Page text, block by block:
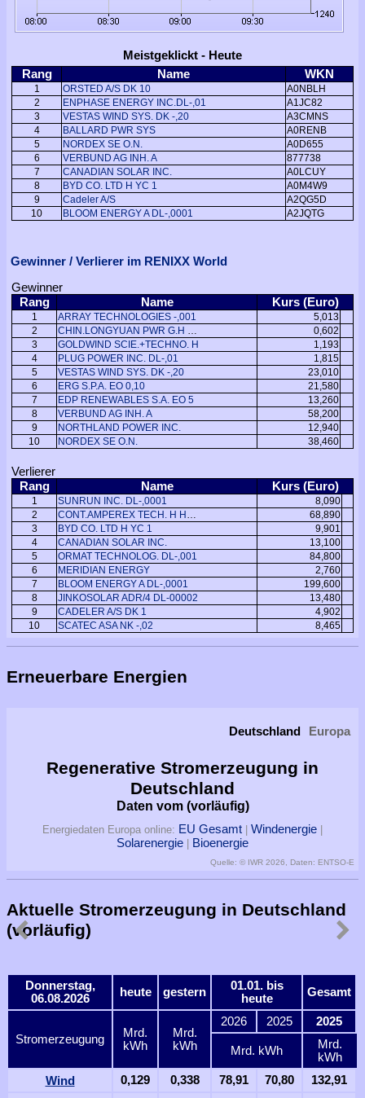
Meistgeklickt - Heute
Rang
Name WKN
1 ORSTED A/S DK 10
A0NBLH
2
ENPHASE ENERGY INC.DL-,01
A1JC82
3
VESTAS WIND SYS. DK -,20
A3CMNS
4
BALLARD PWR SYS
A0RENB
5
NORDEX SE O.N.
A0D655
6
VERBUND AG INH. A
877738
7
CANADIAN SOLAR INC.
A0LCUY
8
BYD CO. LTD H YC 1
A0M4W9
9
Cadeler A/S
A2QG5D
10
BLOOM ENERGY A DL-,0001 A2JQTG
Gewinner / Verlierer im RENIXX World
Gewinner
Rang
Name Kurs (Euro)
1 ARRAY TECHNOLOGIES -,001
5,013
2
CHIN.LONGYUAN PWR G.H YC1
0,602
3
GOLDWIND SCIE.+TECHNO. H
1,193
4
PLUG POWER INC. DL-,01
1,815
5
VESTAS WIND SYS. DK -,20
23,010
6
ERG S.P.A. EO 0,10
21,580
7
EDP RENEWABLES S.A. EO 5
13,260
8
VERBUND AG INH. A
58,200
9
NORTHLAND POWER INC.
12,940
10
NORDEX SE O.N. 38,460
Verlierer
Rang
Name Kurs (Euro)
1 SUNRUN INC. DL-,0001
8,090
2
CONT.AMPEREX TECH. H HD 1
68,890
3
BYD CO. LTD H YC 1
9,901
4
CANADIAN SOLAR INC.
13,100
5
ORMAT TECHNOLOG. DL-,001
84,800
6
MERIDIAN ENERGY
2,760
7
BLOOM ENERGY A DL-,0001
199,600
8
JINKOSOLAR ADR/4 DL-00002
13,480
9
CADELER A/S DK 1
4,902
10
SCATEC ASA NK -,02 8,465
Erneuerbare Energien
Deutschland Europa
Regenerative Stromerzeugung in
Deutschland
Daten vom (vorläufig)
Energiedaten Europa online: EU Gesamt Windenergie
Solarenergie Bioenergie
Quelle: © IWR 2026, Daten: ENTSO-E
Aktuelle Stromerzeugung in Deutschland
(vorläufig)
Donnerstag,
06.08.2026
heute gestern
01.01. bis
heute
Gesamt
Stromerzeugung
Mrd.
kWh
Mrd.
kWh
2026 2025 2025
Mrd. kWh
Mrd.
kWh
Wind 0,129 0,338 78,91 70,80 132,91